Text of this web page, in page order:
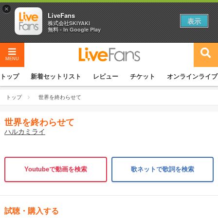
MENU
トップ 新着セットリスト レビュー チケット オンラインライブ
トップ 世界を終わらせて
世界を終わらせて
ハルカミライ
Youtubeで動画を検索 歌ネットで歌詞を検索
試聴・購入する
×
LiveFans
株式会社SKIYAKI
無料 - In Google Play
表示